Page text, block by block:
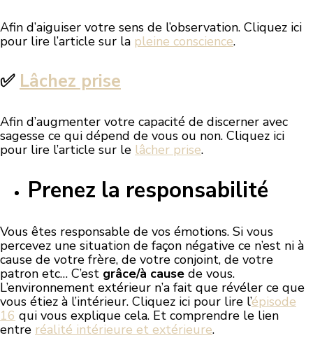
Afin d’aiguiser votre sens de l’observation. Cliquez ici
pour lire l’article sur la pleine conscience.
✅ Lâchez prise
Afin d’augmenter votre capacité de discerner avec
sagesse ce qui dépend de vous ou non. Cliquez ici
pour lire l’article sur le lâcher prise.
Prenez la responsabilité
Vous êtes responsable de vos émotions. Si vous
percevez une situation de façon négative ce n’est ni à
cause de votre frère, de votre conjoint, de votre
patron etc… C’est grâce/à cause de vous.
L’environnement extérieur n’a fait que révéler ce que
vous étiez à l’intérieur. Cliquez ici pour lire l’épisode
16 qui vous explique cela. Et comprendre le lien
entre réalité intérieure et extérieure.